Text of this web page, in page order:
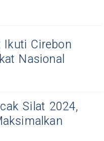
Ikuti Cirebon
Nasional
Silat 2024,